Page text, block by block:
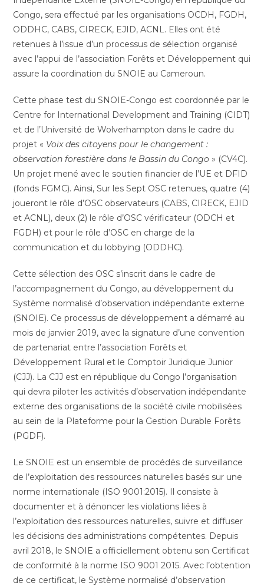
Congo, sera effectué par les organisations OCDH, FGDH,
ODDHC, CABS, CIRECK, EJID, ACNL. Elles ont été
retenues à l’issue d’un processus de sélection organisé
avec l’appui de l’association Forêts et Développement qui
assure la coordination du SNOIE au Cameroun.
Cette phase test du SNOIE-Congo est coordonnée par le
Centre for International Development and Training (CIDT)
et de l’Université de Wolverhampton dans le cadre du
projet « Voix des citoyens pour le changement :
observation forestière dans le Bassin du Congo» (CV4C).
Un projet mené avec le soutien financier de l’UE et DFID
(fonds FGMC). Ainsi, Sur les Sept OSC retenues, quatre (4)
joueront le rôle d’OSC observateurs (CABS, CIRECK, EJID
et ACNL), deux (2) le rôle d’OSC vérificateur (ODCH et
FGDH) et pour le rôle d’OSC en charge de la
communication et du lobbying (ODDHC).
Cette sélection des OSC s’inscrit dans le cadre de
l’accompagnement du Congo, au développement du
Système normalisé d’observation indépendante externe
(SNOIE). Ce processus de développement a démarré au
mois de janvier 2019, avec la signature d’une convention
de partenariat entre l’association Forêts et
Développement Rural et le Comptoir Juridique Junior
(CJJ). La CJJ est en république du Congo l’organisation
qui devra piloter les activités d’observation indépendante
externe des organisations de la société civile mobilisées
au sein de la Plateforme pour la Gestion Durable Forêts
(PGDF).
Le SNOIE est un ensemble de procédés de surveillance
de l’exploitation des ressources naturelles basés sur une
norme internationale (ISO 9001:2015). Il consiste à
documenter et à dénoncer les violations liées à
l’exploitation des ressources naturelles, suivre et diffuser
les décisions des administrations compétentes. Depuis
avril 2018, le SNOIE a officiellement obtenu son Certificat
de conformité à la norme ISO 9001 2015. Avec l’obtention
de ce certificat, le Système normalisé d’observation